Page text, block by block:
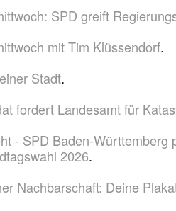
SPD greift
mit Tim Klüssendorf.
Stadt.
fordert Landesamt für
- SPD Baden-Württemberg
2026.
Nachbarschaft: Deine